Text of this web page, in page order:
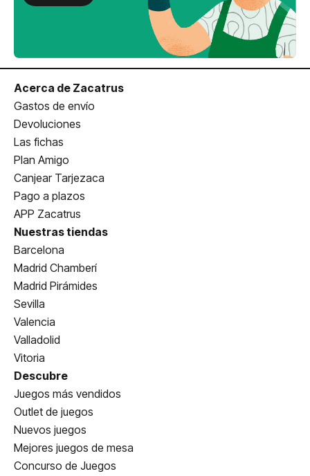
Acerca de Zacatrus
Gastos de envío
Devoluciones
Las fichas
Plan Amigo
Canjear Tarjezaca
Pago a plazos
APP Zacatrus
Nuestras tiendas
Barcelona
Madrid Chamberí
Madrid Pirámides
Sevilla
Valencia
Valladolid
Vitoria
Descubre
Juegos más vendidos
Outlet de juegos
Nuevos juegos
Mejores juegos de mesa
Concurso de Juegos